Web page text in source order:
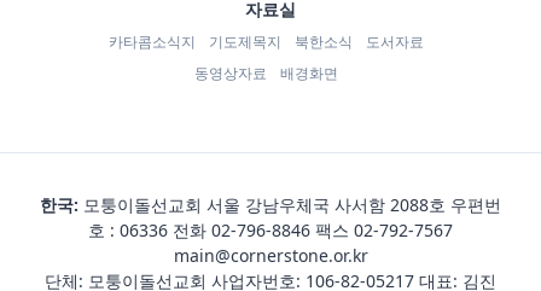
자료실
카타콤소식지 기도제목지 북한소식
도서자료
동영상자료
배경화면
한국: 모퉁이돌선교회 서울 강남우체국 사서함 2088호 우편번
호 : 06336 전화 02-796-8846 팩스 02-792-7567
main@cornerstone.or.kr
단체: 모퉁이돌선교회 사업자번호: 106-82-05217 대표: 김진